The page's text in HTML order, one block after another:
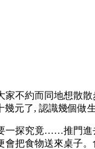
不約而同地想散
元了, 認識幾個做
一探究竟……推門
把食物送來桌子